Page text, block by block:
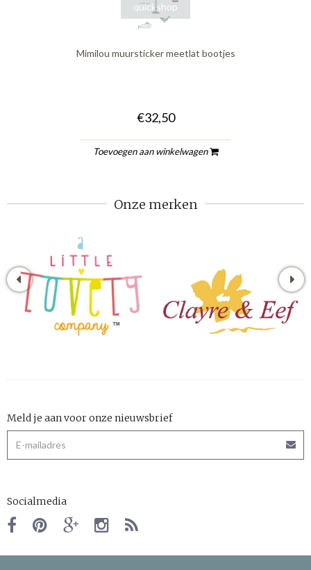
quickshop
Mimilou muursticker meetlat bootjes
€32,50
Toevoegen aan winkelwagen
Onze merken
Meld je aan voor onze nieuwsbrief
Socialmedia